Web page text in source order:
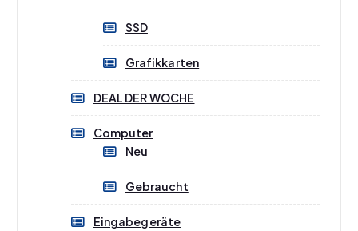
SSD
Grafikkarten
DEAL DER WOCHE
Computer
Neu
Gebraucht
Eingabegeräte